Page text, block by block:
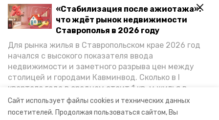
Сайт использует файлы cookies и технических данных
посетителей. Продолжая пользоваться сайтом, Вы
«Стабилизация после ажиотажа»:
что ждёт рынок недвижимости
Ставрополья в 2026 году
Для рынка жилья в Ставропольском крае 2026 год
начался с высокого показателя ввода
недвижимости и заметного разрыва цен между
столицей и городами Кавминвод. Сколько в I
квартале года в среднем стоит 1 кв. м жилья в
городах и округах региона, как изменился спрос на
первичку и вторичку, какова себестоимость
его словам, собака всегда бегает рядом
с машиной на цепи.
В полиции Кисловодска сообщили, что
правоохранители уже проводят
проверку по факту издевательства над
животным,пишетИА «Победа26».
Видео: tipich_kislovodck_official